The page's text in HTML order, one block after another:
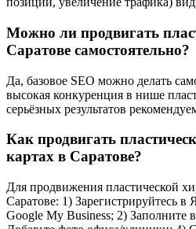
Можно ли продвигать
Саратове самостоятельно?
Да, базовое SEO можно делать
высокая конкуренция в нише
серьёзных результатов
Как продвигать
картах в Саратове?
Для продвижения пластической
Саратове: 1) Зарегистрируйтесь
Google My Business; 2) Заполните